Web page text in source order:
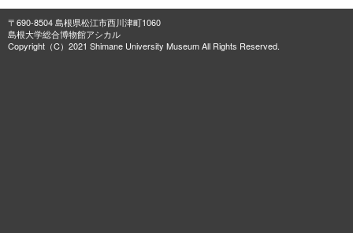
〒690-8504 島根県松江市西川津町1060
島根大学総合博物館アシカル
Copyright（C）2021 Shimane University Museum All Rights Reserved.